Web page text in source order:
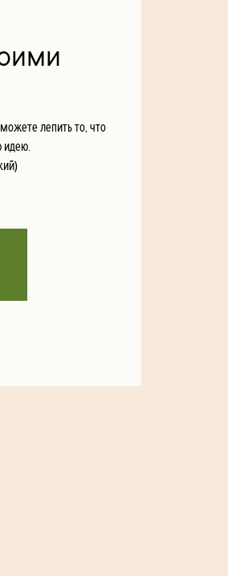
лепить то, что
идею.